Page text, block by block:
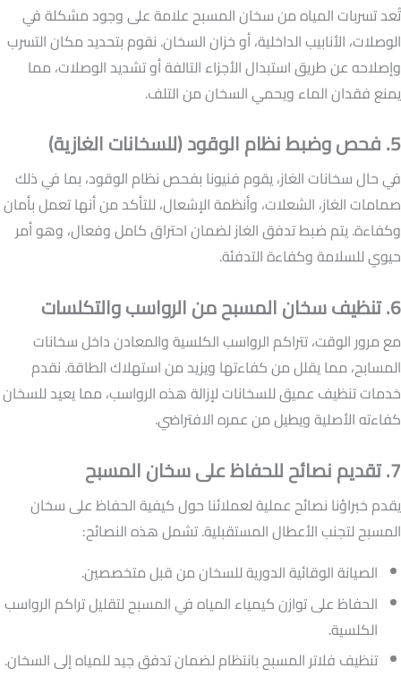
تُعد تسربات المياه من سخان المسبح علامة على وجود مشكلة في
الوصلات، الأنابيب الداخلية، أو خزان السخان. نقوم بتحديد مكان التسرب
وإصلاحه عن طريق استبدال الأجزاء التالفة أو تشديد الوصلات، مما
يمنع فقدان الماء ويحمي السخان من التلف.
5. فحص وضبط نظام الوقود (للسخانات الغازية)
في حال سخانات الغاز، يقوم فنيونا بفحص نظام الوقود، بما في ذلك
صمامات الغاز، الشعلات، وأنظمة الإشعال، للتأكد من أنها تعمل بأمان
وكفاءة. يتم ضبط تدفق الغاز لضمان احتراق كامل وفعال، وهو أمر
حيوي للسلامة وكفاءة التدفئة.
6. تنظيف سخان المسبح من الرواسب والتكلسات
مع مرور الوقت، تتراكم الرواسب الكلسية والمعادن داخل سخانات
المسابح، مما يقلل من كفاءتها ويزيد من استهلاك الطاقة. نقدم
خدمات تنظيف عميق للسخانات لإزالة هذه الرواسب، مما يعيد للسخان
كفاءته الأصلية ويطيل من عمره الافتراضي.
7. تقديم نصائح للحفاظ على سخان المسبح
يقدم خبراؤنا نصائح عملية لعملائنا حول كيفية الحفاظ على سخان
المسبح لتجنب الأعطال المستقبلية. تشمل هذه النصائح:
الصيانة الوقائية الدورية للسخان من قبل متخصصين.
الحفاظ على توازن كيمياء المياه في المسبح لتقليل تراكم الرواسب
الكلسية.
تنظيف فلاتر المسبح بانتظام لضمان تدفق جيد للمياه إلى السخان.